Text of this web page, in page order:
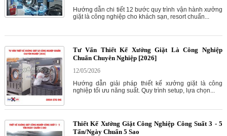
Hướng dẫn chi tiết 12 bước quy trình vận hành xưởng
giặt là công nghiệp cho khách sạn, resort chuẩn...
Tư Vấn Thiết Kế Xưởng Giặt Là Công Nghiệp
Chuẩn Chuyên Nghiệp [2026]
12/05/2026
Hướng dẫn giải pháp thiết kế xưởng giặt là công
nghiệp tối ưu năng suất. Quy trình setup, lựa chọn...
Thiết Kế Xưởng Giặt Công Nghiệp Công Suất 3 - 5
Tấn/Ngày Chuẩn 5 Sao